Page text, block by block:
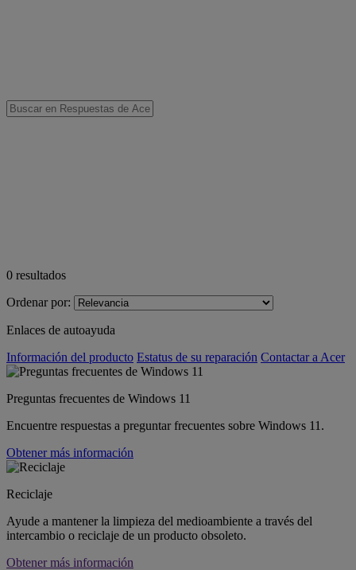
0 resultados
Ordenar por:
Enlaces de autoayuda
Información del producto Estatus de su reparación Contactar a Acer
Preguntas frecuentes de Windows 11
Encuentre respuestas a preguntar frecuentes sobre Windows 11.
Obtener más información
Reciclaje
Ayude a mantener la limpieza del medioambiente a través del
intercambio o reciclaje de un producto obsoleto.
Obtener más información